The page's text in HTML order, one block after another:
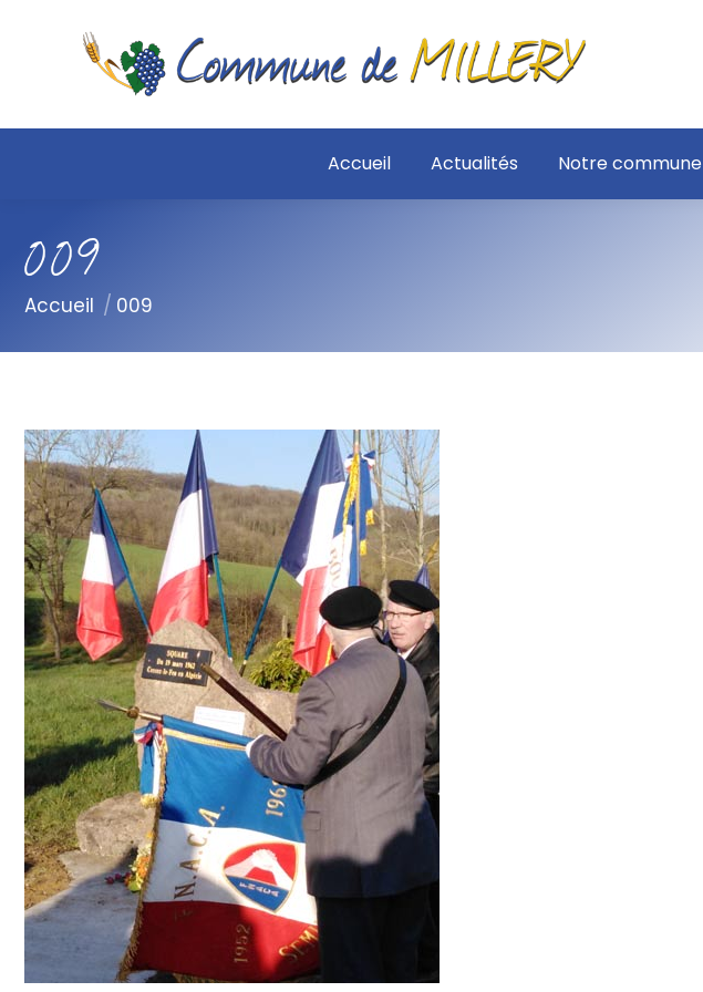
Accueil Actualités Notre commune
009
Vous êtes ici :
Accueil 009